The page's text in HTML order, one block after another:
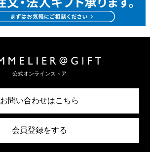
公式オンラインストア
お問い合わせはこちら
会員登録をする